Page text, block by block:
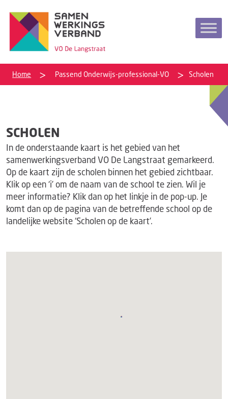
Home Passend Onderwijs-professional-VO Scholen
SCHOLEN
In de onderstaande kaart is het gebied van het
samenwerkingsverband VO De Langstraat gemarkeerd.
Op de kaart zijn de scholen binnen het gebied zichtbaar.
Klik op een ‘i’ om de naam van de school te zien. Wil je
meer informatie? Klik dan op het linkje in de pop-up. Je
komt dan op de pagina van de betreffende school op de
landelijke website ‘Scholen op de kaart’.